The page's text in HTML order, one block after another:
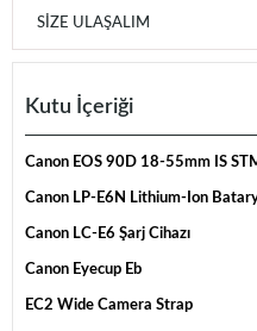
SIZE ULAŞALIM
Kutu İçeriği
Canon EOS 90D 18-55mm IS
Canon LP-E6N Lithium-Ion
Canon LC-E6 Şarj Cihazı
Canon Eyecup Eb
EC2 Wide Camera Strap